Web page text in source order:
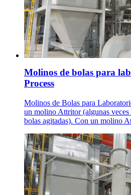
Molinos de bolas para
Process
Molinos de Bolas para
un molino Attritor (algunas
bolas agitadas). Con un molino